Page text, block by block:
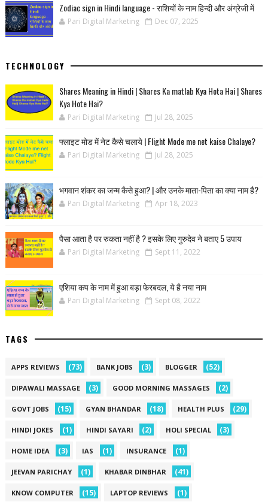
Zodiac sign in Hindi language - राशियों के नाम हिन्‍दी और अंग्रेजी में
Pari Digital Marketing Dec 07, 2025
TECHNOLOGY
Shares Meaning in Hindi | Shares Ka matlab Kya Hota Hai | Shares
Kya Hote Hai?
Pari Digital Marketing Jul 28, 2025
फ्लाइट मोड में नेट कैसे चलाये | Flight Mode me net kaise Chalaye?
Pari Digital Marketing Jul 28, 2025
भगवान शंकर का जन्म कैसे हुआ? | और उनके माता-पिता का क्या नाम है?
Pari Digital Marketing Apr 18, 2023
पैसा आता है पर रुकता नहीं है ? इसके लिए गुरुदेव ने बताए 5 उपाय
Pari Digital Marketing Sept 11, 2022
एशिया कप के नाम में हुआ बड़ा फेरबदल, ये है नया नाम
Pari Digital Marketing Sept 08, 2022
TAGS
APPS REVIEWS (73) BANK JOBS (3) BLOGGER (52)
DIPAWALI MASSAGE (3) GOOD MORNING MASSAGES (2)
GOVT JOBS (15) GYAN BHANDAR (18) HEALTH PLUS (29)
HINDI JOKES (1) HINDI SAYARI (2) HOLI SPECIAL (3)
HOME IDEA (3) IAS (1) INSURANCE (1)
JEEVAN PARICHAY (1) KHABAR DINBHAR (41)
KNOW COMPUTER (15) LAPTOP REVIEWS (1)